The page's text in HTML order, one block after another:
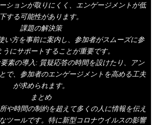
ションが取りにくく、エンゲージメントが低
下する可能性があります。
課題の解決策
い方を事前に案内し、参加者がスムーズに参
うにサポートすることが重要です。
素の導入: 質疑応答の時間を設けたり、アン
で、参加者のエンゲージメントを高める工夫
が求められます。
まとめ
や時間の制約を超えて多くの人に情報を伝え
ツールです。特に新型コロナウイルスの影響